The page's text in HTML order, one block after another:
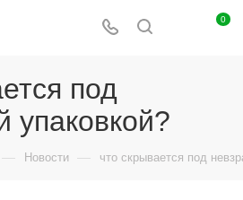
0
под
упаковкой?
— Новости — что скрывается под